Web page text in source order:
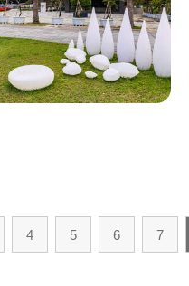
4 5 6 7